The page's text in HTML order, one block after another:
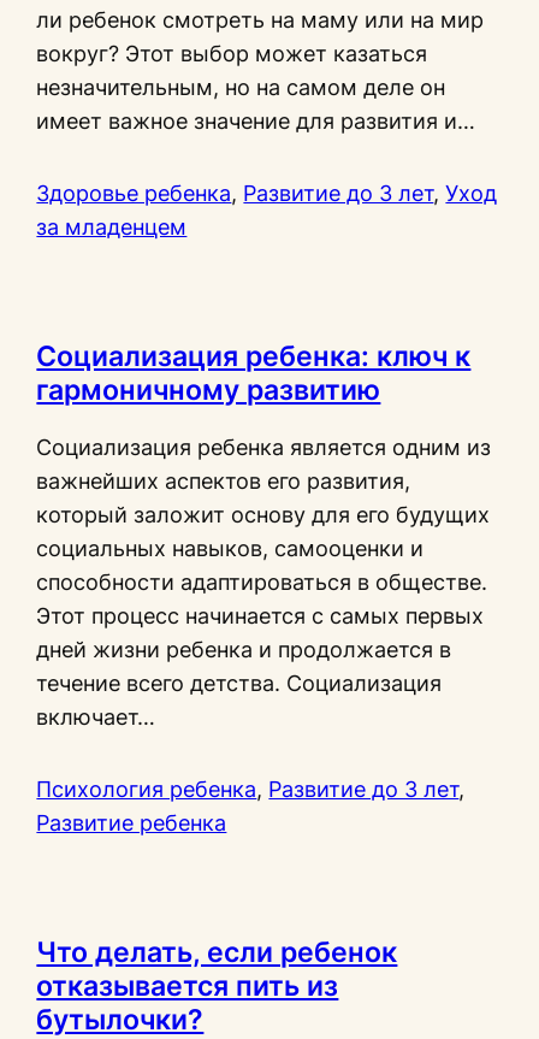
ли ребенок смотреть на маму или на мир
вокруг? Этот выбор может казаться
незначительным, но на самом деле он
имеет важное значение для развития и…
Здоровье ребенка, Развитие до 3 лет, Уход
за младенцем
Социализация ребенка: ключ к
гармоничному развитию
Социализация ребенка является одним из
важнейших аспектов его развития,
который заложит основу для его будущих
социальных навыков, самооценки и
способности адаптироваться в обществе.
Этот процесс начинается с самых первых
дней жизни ребенка и продолжается в
течение всего детства. Социализация
включает…
Психология ребенка, Развитие до 3 лет
Развитие ребенка
Что делать, если ребенок
отказывается пить из
бутылочки?